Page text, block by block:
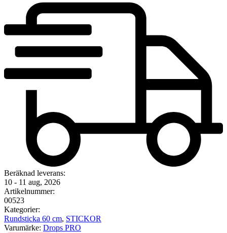
Beräknad leverans:
10 - 11 aug, 2026
Artikelnummer:
00523
Kategorier:
Rundsticka 60 cm, STICKOR
Varumärke: Drops PRO